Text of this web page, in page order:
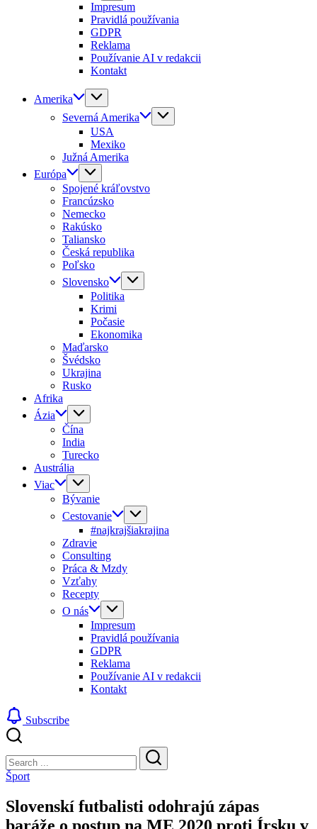
Impresum
Pravidlá používania
GDPR
Reklama
Používanie AI v redakcii
Kontakt
Amerika
Severná Amerika
USA
Mexiko
Južná Amerika
Európa
Spojené kráľovstvo
Francúzsko
Nemecko
Rakúsko
Taliansko
Česká republika
Poľsko
Slovensko
Politika
Krimi
Počasie
Ekonomika
Maďarsko
Švédsko
Ukrajina
Rusko
Afrika
Ázia
Čína
India
Turecko
Austrália
Viac
Bývanie
Cestovanie
#najkrajšiakrajina
Zdravie
Consulting
Práca & Mzdy
Vzťahy
Recepty
O nás
Impresum
Pravidlá používania
GDPR
Reklama
Používanie AI v redakcii
Kontakt
Subscribe
Search
Search
Šport
Slovenskí futbalisti odohrajú zápas